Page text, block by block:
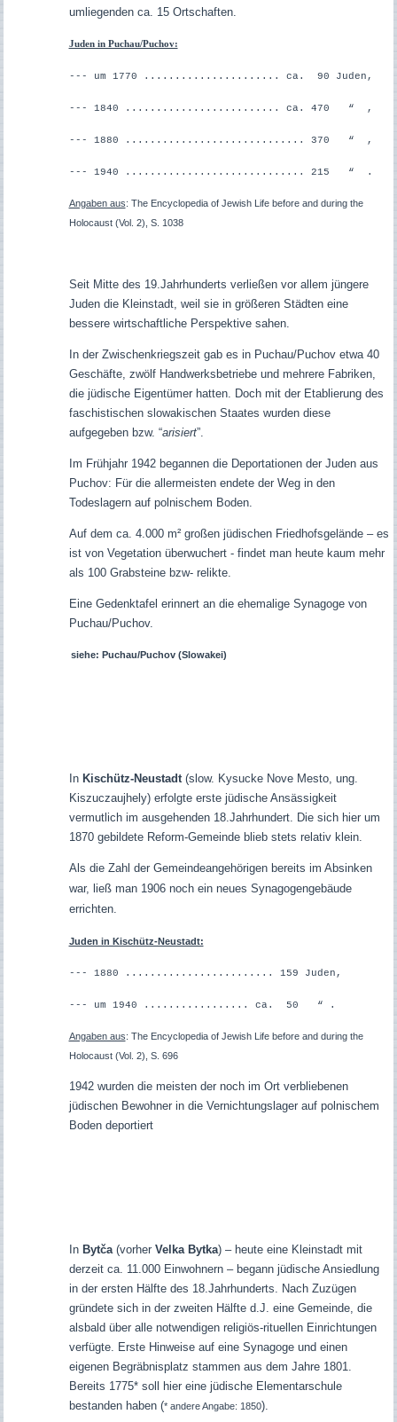
umliegenden ca. 15 Ortschaften.
Juden in Puchau/Puchov:
--- um 1770 ...................... ca. 90 Juden,
--- 1840 ......................... ca. 470 “ ,
--- 1880 ............................. 370 “ ,
--- 1940 ............................. 215 “ .
Angaben aus: The Encyclopedia of Jewish Life before and during the
Holocaust (Vol. 2), S. 1038
Seit Mitte des 19.Jahrhunderts verließen vor allem jüngere
Juden die Kleinstadt, weil sie in größeren Städten eine
bessere wirtschaftliche Perspektive sahen.
In der Zwischenkriegszeit gab es in Puchau/Puchov etwa 40
Geschäfte, zwölf Handwerksbetriebe und mehrere Fabriken,
die jüdische Eigentümer hatten. Doch mit der Etablierung des
faschistischen slowakischen Staates wurden diese
aufgegeben bzw. “arisiert”.
Im Frühjahr 1942 begannen die Deportationen der Juden aus
Puchov: Für die allermeisten endete der Weg in den
Todeslagern auf polnischem Boden.
Auf dem ca. 4.000 m² großen jüdischen Friedhofsgelände – es
ist von Vegetation überwuchert - findet man heute kaum mehr
als 100 Grabsteine bzw- relikte.
Eine Gedenktafel erinnert an die ehemalige Synagoge von
Puchau/Puchov.
siehe: Puchau/Puchov (Slowakei)
In Kischütz-Neustadt(slow. Kysucke Nove Mesto, ung.
Kiszuczaujhely) erfolgte erste jüdische Ansässigkeit
vermutlich im ausgehenden 18.Jahrhundert. Die sich hier um
1870 gebildete Reform-Gemeinde blieb stets relativ klein.
Als die Zahl der Gemeindeangehörigen bereits im Absinken
war, ließ man 1906 noch ein neues Synagogengebäude
errichten.
Juden in Kischütz-Neustadt:
--- 1880 ........................ 159 Juden,
--- um 1940 ................. ca. 50 “ .
Angaben aus: The Encyclopedia of Jewish Life before and during the
Holocaust (Vol. 2), S. 696
1942 wurden die meisten der noch im Ort verbliebenen
jüdischen Bewohner in die Vernichtungslager auf polnischem
Boden deportiert
In Bytča (vorherVelka Bytka)– heute eine Kleinstadt mit
derzeit ca. 11.000 Einwohnern – begann jüdische Ansiedlung
in der ersten Hälfte des 18.Jahrhunderts. Nach Zuzügen
gründete sich in der zweiten Hälfte d.J. eine Gemeinde, die
alsbald über alle notwendigen religiös-rituellen Einrichtungen
verfügte. Erste Hinweise auf eine Synagoge und einen
eigenen Begräbnisplatz stammen aus dem Jahre 1801.
Bereits 1775* soll hier eine jüdische Elementarschule
bestanden haben (* andere Angabe: 1850).